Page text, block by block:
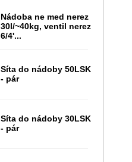
Nádoba ne med nerez
30l/~40kg, ventil nerez
6/4'...
Síta do nádoby 50LSK
- pár
Síta do nádoby 30LSK
- pár